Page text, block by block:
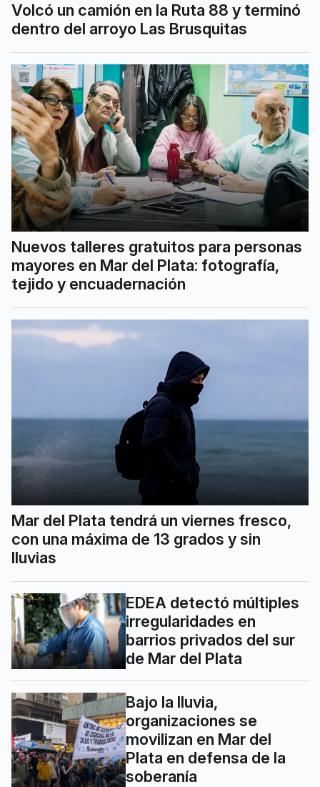
Volcó un camión en la Ruta 88 y terminó
dentro del arroyo Las Brusquitas
Nuevos talleres gratuitos para personas
mayores en Mar del Plata: fotografía,
tejido y encuadernación
Mar del Plata tendrá un viernes fresco,
con una máxima de 13 grados y sin
lluvias
EDEA detectó múltiples
irregularidades en
barrios privados del sur
de Mar del Plata
Bajo la lluvia,
organizaciones se
movilizan en Mar del
Plata en defensa de la
soberanía